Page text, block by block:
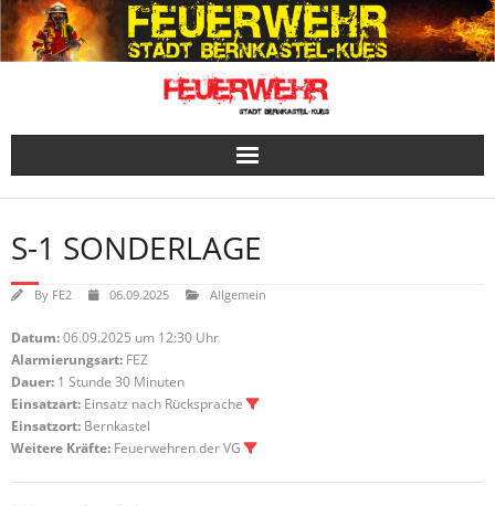
Skip
to
content
S-1 SONDERLAGE
By FE2 06.09.2025 Allgemein
Datum:06.09.2025 um 12:30 Uhr
Alarmierungsart: FEZ
Dauer: 1 Stunde 30 Minuten
Einsatzart: Einsatz nach Rücksprache
Einsatzort: Bernkastel
Weitere Kräfte: Feuerwehren der VG